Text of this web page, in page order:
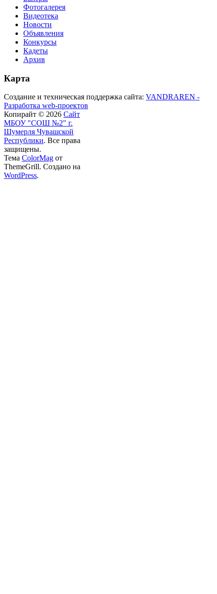
Фотогалерея
Видеотека
Новости
Объявления
Конкурсы
Кадеты
Архив
Карта
Создание и техническая поддержка сайта: VANDRAREN -
Разработка web-проектов
Копирайт © 2026 Сайт
МБОУ "СОШ №2" г.
Шумерля Чувашской
Республики. Все права
защищены.
Тема ColorMag от
ThemeGrill. Создано на
WordPress.